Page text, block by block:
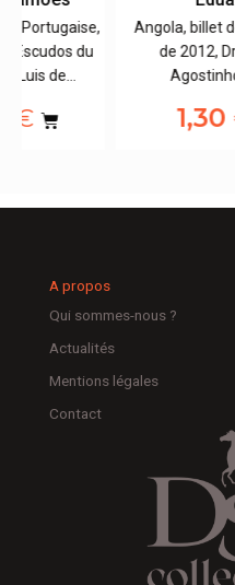
Angola, billet de 5 Kwanzas
de 2012, Dr. António
Agostinho Neto…
A propos
Qui sommes-nous ?
Actualités
Mentions légales
Contact